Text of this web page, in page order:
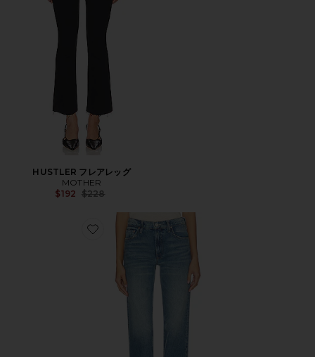
HUSTLER フレアレッグ
MOTHER
$192 Previous price:
$228
Favorite REIFLER デニム